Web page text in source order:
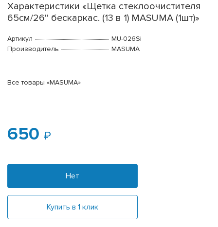
Характеристики «Щетка стеклоочистителя
65см/26'' бескаркас. (13 в 1) MASUMA (1шт)»
Артикул
MU-026Si
Производитель
MASUMA
Все товары «MASUMA»
650
Нет
Купить в 1 клик